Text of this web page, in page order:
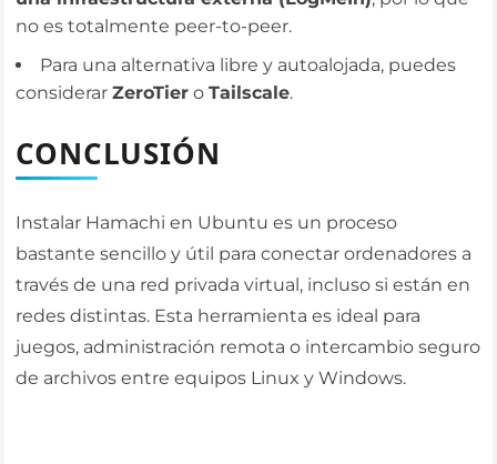
no es totalmente peer-to-peer.
Para una alternativa libre y autoalojada, puedes
considerarZeroTier oTailscale.
CONCLUSIÓN
Instalar Hamachi en Ubuntu es un proceso
bastante sencillo y útil para conectar ordenadores a
través de una red privada virtual, incluso si están en
redes distintas. Esta herramienta es ideal para
juegos, administración remota o intercambio seguro
de archivos entre equipos Linux y Windows.